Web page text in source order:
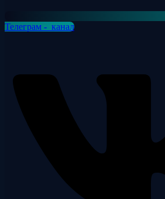
Телеграм - канал